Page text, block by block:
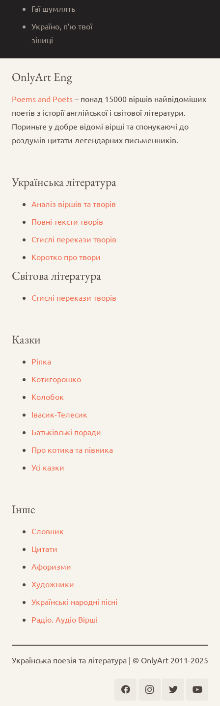
Гаї шумлять
Україно, п’ю твої
зіниці
OnlyArt Eng
Poems and Poets – понад 15000 віршів найвідоміших
поетів з історії англійської і світової літератури.
Пориньте у добре відомі вірші та спонукаючі до
роздумів цитати легендарних письменників.
Українська література
Аналіз віршів та творів
Повні тексти творів
Стислі перекази творів
Коротко про твори
Світова література
Стислі перекази творів
Казки
Ріпка
Котигорошко
Колобок
Iвасик-Телесик
Батьківські поради
Про котика та півника
Усі казки
Інше
Словник
Цитати
Афоризми
Художники
Українські народні пісні
Радіо. Аудіо Вірші
Українська поезія та література | © OnlyArt 2011-2025